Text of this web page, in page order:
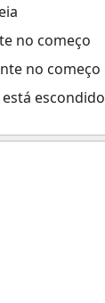
no começo
no começo
escondido